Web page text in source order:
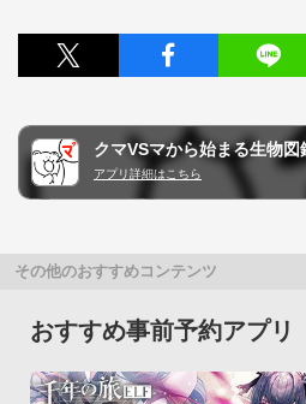
アプリ詳細はこちら
その他のおすすめコンテンツ
おすすめ事前予約アプリ